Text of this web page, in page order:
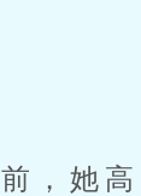
，她高